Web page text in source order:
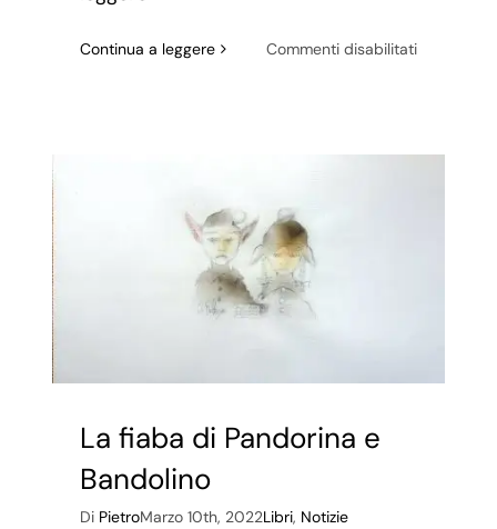
Continua a leggere Commenti disabilitatisu
La fiaba di Pandorina e
Bandolino
Di PietroMarzo 10th, 2022Libri, Notizie